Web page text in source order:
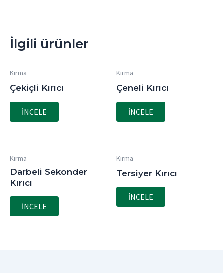
İlgili ürünler
Kırma
Çekiçli Kırıcı
İNCELE
Kırma
Çeneli Kırıcı
İNCELE
Kırma
Darbeli Sekonder
Kırıcı
İNCELE
Kırma
Tersiyer Kırıcı
İNCELE